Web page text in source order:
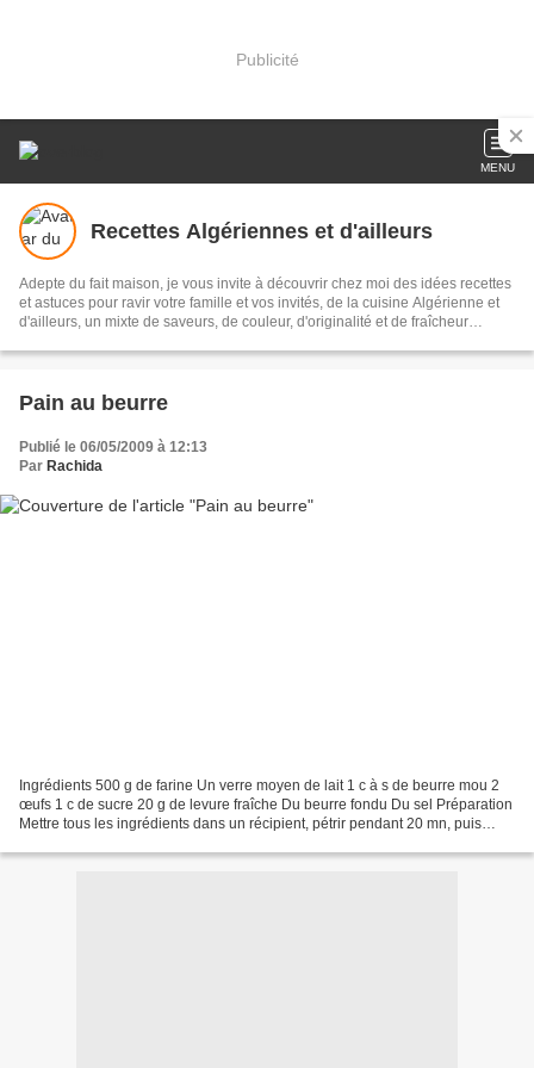
Publicité
MENU
Recettes Algériennes et d'ailleurs
Adepte du fait maison, je vous invite à découvrir chez moi des idées recettes
et astuces pour ravir votre famille et vos invités, de la cuisine Algérienne et
d'ailleurs, un mixte de saveurs, de couleur, d'originalité et de fraîcheur
Pain au beurre
Publié le 06/05/2009 à 12:13
Par Rachida
Ingrédients 500 g de farine Un verre moyen de lait 1 c à s de beurre mou 2
œufs 1 c de sucre 20 g de levure fraîche Du beurre fondu Du sel Préparation
Mettre tous les ingrédients dans un récipient, pétrir pendant 20 mn, puis